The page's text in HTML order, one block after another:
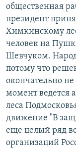
общественная
президент
Химкинскому
человек на
Шевчуком.
потому что
окончательно
момент ведется
леса
движение "В
еще целый ряд
организаций